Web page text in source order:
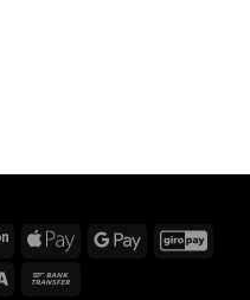
Amazon Apple
Google
Sepa